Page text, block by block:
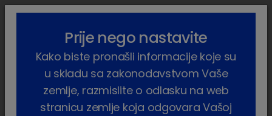
lock_outline search menu
Proizvodi
Dezinficijensi
(3 proizvodi)
Prije nego nastavite
Kako biste pronašli informacije koje su
u skladu sa zakonodavstvom Vaše
zemlje, razmislite o odlasku na web
stranicu zemlje koja odgovara Vašoj